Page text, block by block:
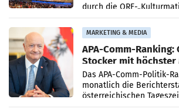
durch die ORF-
startet mit der
Grafenegg
MARKETING & MEDIA
APA-Comm-Ranking:
Stocker mit höchster
im Juli
Das APA-Comm-Politik-
monatlich die
österreichischen
analysiert, welche